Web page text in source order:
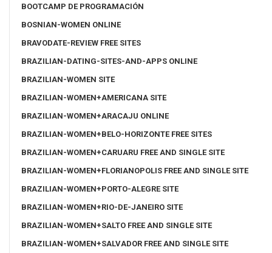
BOOTCAMP DE PROGRAMACIÓN
BOSNIAN-WOMEN ONLINE
BRAVODATE-REVIEW FREE SITES
BRAZILIAN-DATING-SITES-AND-APPS ONLINE
BRAZILIAN-WOMEN SITE
BRAZILIAN-WOMEN+AMERICANA SITE
BRAZILIAN-WOMEN+ARACAJU ONLINE
BRAZILIAN-WOMEN+BELO-HORIZONTE FREE SITES
BRAZILIAN-WOMEN+CARUARU FREE AND SINGLE SITE
BRAZILIAN-WOMEN+FLORIANOPOLIS FREE AND SINGLE SITE
BRAZILIAN-WOMEN+PORTO-ALEGRE SITE
BRAZILIAN-WOMEN+RIO-DE-JANEIRO SITE
BRAZILIAN-WOMEN+SALTO FREE AND SINGLE SITE
BRAZILIAN-WOMEN+SALVADOR FREE AND SINGLE SITE